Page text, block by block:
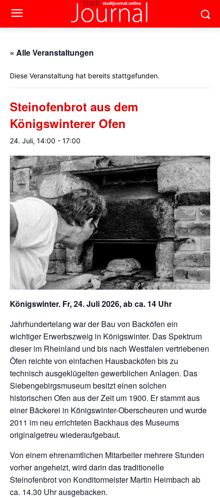
« Alle Veranstaltungen
Diese Veranstaltung hat bereits stattgefunden.
Steinofenbrot aus dem
Königswinterer Ofen
24. Juli, 14:00 - 17:00
Königswinter. Fr, 24. Juli 2026, ab ca. 14 Uhr
Jahrhundertelang war der Bau von Backöfen ein
wichtiger Erwerbszweig in Königswinter. Das Spektrum
dieser im Rheinland und bis nach Westfalen vertriebenen
Öfen reichte von einfachen Hausbacköfen bis zu
technisch ausgeklügelten gewerblichen Anlagen. Das
Siebengebirgsmuseum besitzt einen solchen
historischen Ofen aus der Zeit um 1900. Er stammt aus
einer Bäckerei in Königswinter-Oberscheuren und wurde
2011 im neu errichteten Backhaus des Museums
originalgetreu wiederaufgebaut.
Von einem ehrenamtlichen Mitarbeiter mehrere Stunden
vorher angeheizt, wird darin das traditionelle
Steinofenbrot von Konditormeister Martin Heimbach ab
ca. 14.30 Uhr ausgebacken.